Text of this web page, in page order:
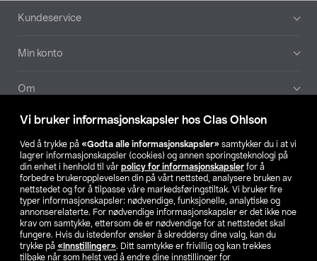
Vi bruker informasjonskapsler hos Clas Ohlson
Ved å trykke på «Godta alle informasjonskapsler» samtykker du i at vi
lagrer informasjonskapsler (cookies) og annen sporingsteknologi på
din enhet i henhold til vår policy for informasjonskapsler for å
forbedre brukeropplevelsen din på vårt nettsted, analysere bruken av
nettstedet og for å tilpasse våre markedsføringstiltak. Vi bruker fire
typer informasjonskapsler: nødvendige, funksjonelle, analytiske og
annonserelaterte. For nødvendige informasjonskapsler er det ikke noe
krav om samtykke, ettersom de er nødvendige for at nettstedet skal
fungere. Hvis du istedenfor ønsker å skreddersy dine valg, kan du
trykke på «Innstillinger». Ditt samtykke er frivillig og kan trekkes
tilbake når som helst ved å endre dine innstillinger for
Bunntekst
Kundeservice
Min konto
Om
Aktuelt
Våre selskaper
Finn din butikk
SE NO FI